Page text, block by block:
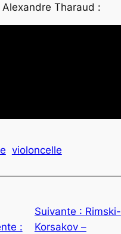
Tharaud :
violoncelle
:
Suivante : Rimski-
Korsakov –